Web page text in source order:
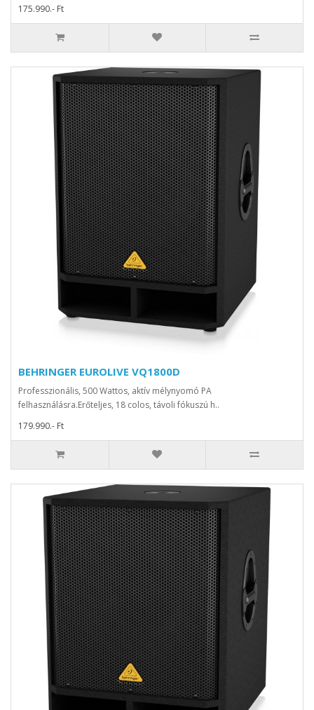
175.990.- Ft
BEHRINGER EUROLIVE VQ1800D
Professzionális, 500 Wattos, aktív mélynyomó PA
felhasználásra.Erőteljes, 18 colos, távoli fókuszú h..
179.990.- Ft